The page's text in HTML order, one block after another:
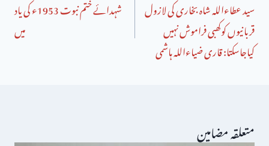
سید عطاءاللہ شاہ بخاری کی لازول
قربانیوں کوکھبی فراموش نہیں
کیاجاسکتا: قاری ضیاءاللہ ہاشمی
شہدائے ختم نبوت 1953ء کی یاد
میں
متعلقہ مضامین